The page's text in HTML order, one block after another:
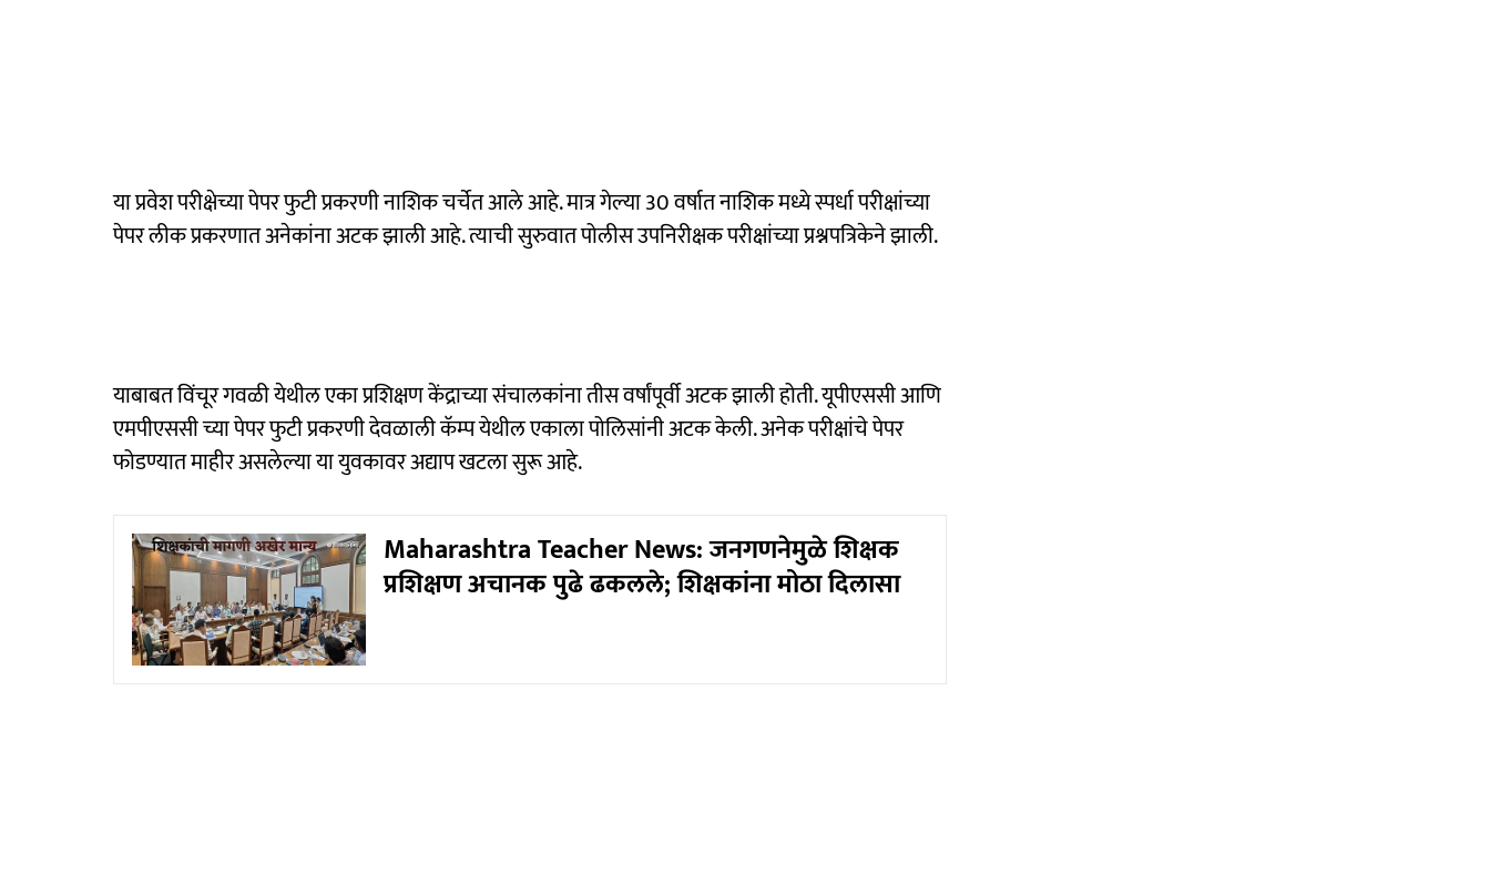
या प्रवेश परीक्षेच्या पेपर फुटी प्रकरणी नाशिक चर्चेत आले आहे. मात्र गेल्या 30 वर्षात नाशिक मध्ये स्पर्धा परीक्षांच्या
पेपर लीक प्रकरणात अनेकांना अटक झाली आहे. त्याची सुरुवात पोलीस उपनिरीक्षक परीक्षांच्या प्रश्नपत्रिकेने झाली.
याबाबत विंचूर गवळी येथील एका प्रशिक्षण केंद्राच्या संचालकांना तीस वर्षांपूर्वी अटक झाली होती. यूपीएससी आणि
एमपीएससी च्या पेपर फुटी प्रकरणी देवळाली कॅम्प येथील एकाला पोलिसांनी अटक केली. अनेक परीक्षांचे पेपर
फोडण्यात माहीर असलेल्या या युवकावर अद्याप खटला सुरू आहे.
Maharashtra Teacher News: जनगणनेमुळे शिक्षक
प्रशिक्षण अचानक पुढे ढकलले; शिक्षकांना मोठा दिलासा